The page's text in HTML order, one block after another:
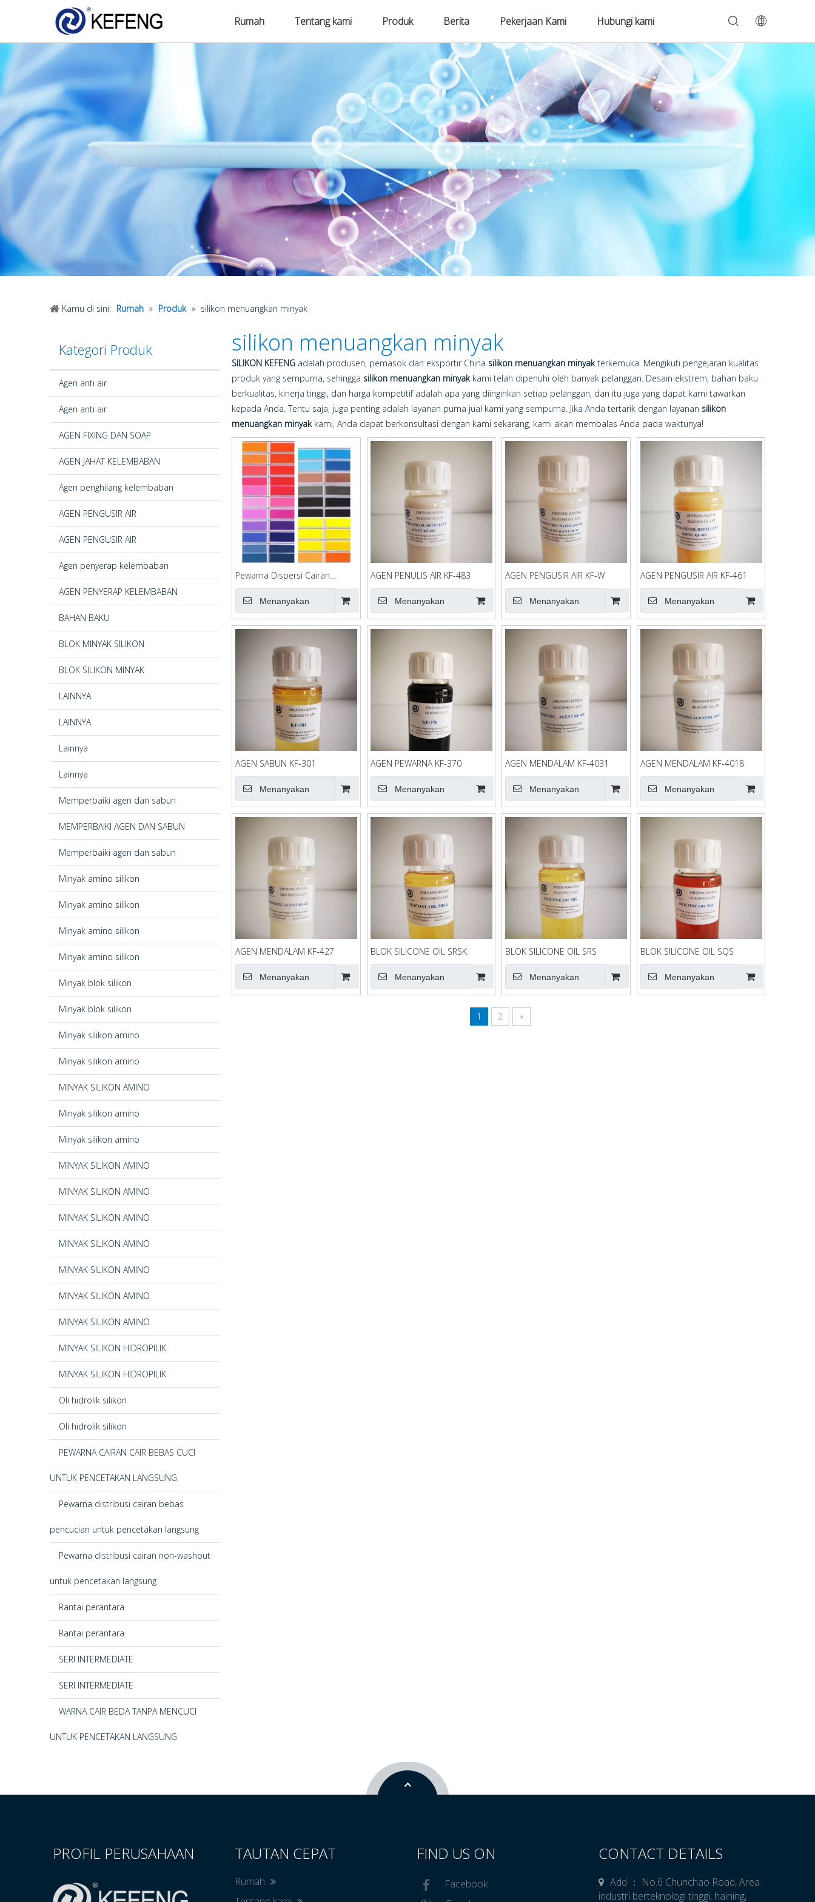
Rumah Tentang kami Produk Berita Pekerjaan Kami Hubungi kami
Kamu di sini: Rumah » Produk » silikon menuangkan minyak
Kategori Produk
Agen anti air
Agen anti air
AGEN FIXING DAN SOAP
AGEN JAHAT KELEMBABAN
Agen penghilang kelembaban
AGEN PENGUSIR AIR
AGEN PENGUSIR AIR
Agen penyerap kelembaban
AGEN PENYERAP KELEMBABAN
BAHAN BAKU
BLOK MINYAK SILIKON
BLOK SILIKON MINYAK
LAINNYA
LAINNYA
Lainnya
Lainnya
Memperbaiki agen dan sabun
MEMPERBAIKI AGEN DAN SABUN
Memperbaiki agen dan sabun
Minyak amino silikon
Minyak amino silikon
Minyak amino silikon
Minyak amino silikon
Minyak blok silikon
Minyak blok silikon
Minyak silikon amino
Minyak silikon amino
MINYAK SILIKON AMINO
Minyak silikon amino
Minyak silikon amino
MINYAK SILIKON AMINO
MINYAK SILIKON AMINO
MINYAK SILIKON AMINO
MINYAK SILIKON AMINO
MINYAK SILIKON AMINO
MINYAK SILIKON AMINO
MINYAK SILIKON AMINO
MINYAK SILIKON HIDROPILIK
MINYAK SILIKON HIDROPILIK
Oli hidrolik silikon
Oli hidrolik silikon
PEWARNA CAIRAN CAIR BEBAS CUCI
UNTUK PENCETAKAN LANGSUNG
Pewarna distribusi cairan bebas
pencucian untuk pencetakan langsung
Pewarna distribusi cairan non-washout
untuk pencetakan langsung
Rantai perantara
Rantai perantara
SERI INTERMEDIATE
SERI INTERMEDIATE
WARNA CAIR BEDA TANPA MENCUCI
UNTUK PENCETAKAN LANGSUNG
silikon menuangkan minyak
SILIKON KEFENG adalah produsen, pemasok dan eksportir China silikon menuangkan minyakterkemuka. Mengikuti pengejaran kualitas
produk yang sempurna, sehingga silikon menuangkan minyakkami telah dipenuhi oleh banyak pelanggan. Desain ekstrem, bahan baku
berkualitas, kinerja tinggi, dan harga kompetitif adalah apa yang diinginkan setiap pelanggan, dan itu juga yang dapat kami tawarkan
kepada Anda. Tentu saja, juga penting adalah layanan purna jual kami yang sempurna. Jika Anda tertarik dengan layanan silikon
menuangkan minyakkami, Anda dapat berkonsultasi dengan kami sekarang, kami akan membalas Anda pada waktunya!
Pewarna Dispersi Cairan
Bebas Pencucian untuk
Pencetakan Langsung
Menanyakan
AGEN PENULIS AIR KF-483
Menanyakan
AGEN PENGUSIR AIR KF-W
Menanyakan
AGEN PENGUSIR AIR KF-461
Menanyakan
AGEN SABUN KF-301
Menanyakan
AGEN PEWARNA KF-370
Menanyakan
AGEN MENDALAM KF-4031
Menanyakan
AGEN MENDALAM KF-4018
Menanyakan
AGEN MENDALAM KF-427
Menanyakan
BLOK SILICONE OIL SRSK
Menanyakan
BLOK SILICONE OIL SRS
Menanyakan
BLOK SILICONE OIL SQS
Menanyakan
1 2 »
PROFIL PERUSAHAAN TAUTAN CEPAT
Rumah
FIND US ON
Facebook
CONTACT DETAILS
Add ： No.6 Chunchao Road, Area
industri berteknologi tinggi, haining,